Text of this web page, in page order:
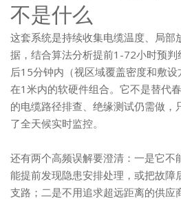
不是什么
这套系统是持续收集电缆温度、局部
据，结合算法分析提前1-72小时预
后15分钟内（视区域覆盖密度和敷
在1米内的软硬件组合。它不是替代
的电缆路径排查、绝缘测试仍需做，
了全天候实时监控。
还有两个高频误解要澄清：一是它不
能提前发现隐患安排处理，或把故障
支路；二是不用追求超远距离的供应